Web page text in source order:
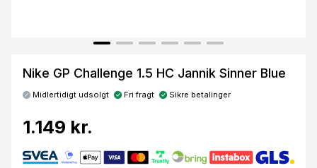
Nike GP Challenge 1.5 HC Jannik Sinner Blue
Midlertidigt udsolgt Fri fragt Sikre betalinger
1.149 kr.